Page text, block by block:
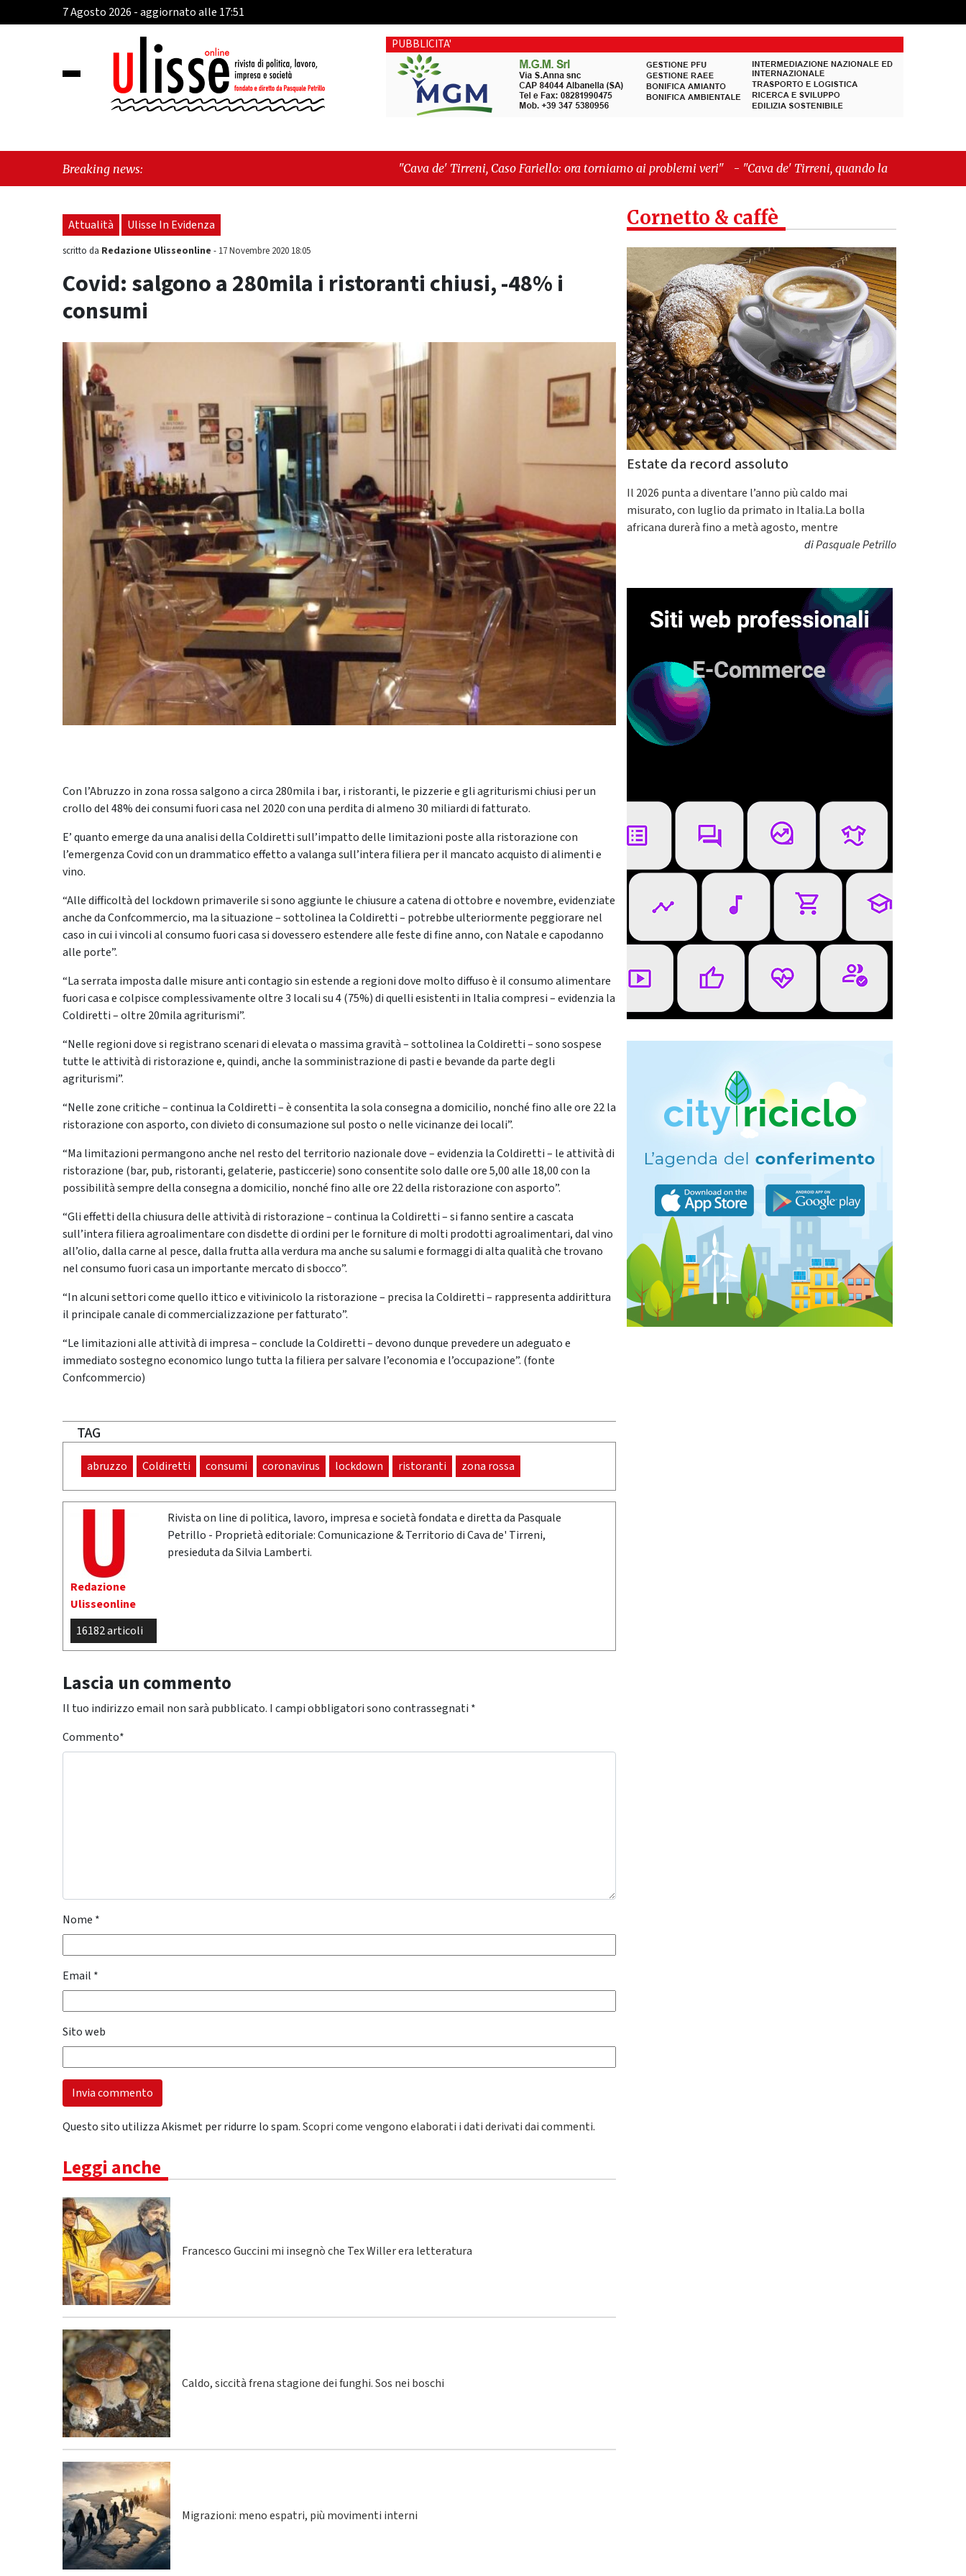
7 Agosto 2026 - aggiornato alle 17:51
PUBBLICITA'
Breaking news: "Cava de' Tirreni, Caso Fariello: ora torniamo ai problemi veri" -"Cava de' Tirreni, quando la burocrazia dimentica
perché esiste"
Attualità Ulisse In Evidenza
scritto da Redazione Ulisseonline - 17 Novembre 2020 18:05
Covid: salgono a 280mila i ristoranti chiusi, -48% i
consumi
Con l’Abruzzo in zona rossa salgono a circa 280mila i bar, i ristoranti, le pizzerie e gli agriturismi chiusi per un
crollo del 48% dei consumi fuori casa nel 2020 con una perdita di almeno 30 miliardi di fatturato.
E’ quanto emerge da una analisi della Coldiretti sull’impatto delle limitazioni poste alla ristorazione con
l’emergenza Covid con un drammatico effetto a valanga sull’intera filiera per il mancato acquisto di alimenti e
vino.
“Alle difficoltà del lockdown primaverile si sono aggiunte le chiusure a catena di ottobre e novembre, evidenziate
anche da Confcommercio, ma la situazione – sottolinea la Coldiretti – potrebbe ulteriormente peggiorare nel
caso in cui i vincoli al consumo fuori casa si dovessero estendere alle feste di fine anno, con Natale e capodanno
alle porte”.
“La serrata imposta dalle misure anti contagio sin estende a regioni dove molto diffuso è il consumo alimentare
fuori casa e colpisce complessivamente oltre 3 locali su 4 (75%) di quelli esistenti in Italia compresi – evidenzia la
Coldiretti – oltre 20mila agriturismi”.
“Nelle regioni dove si registrano scenari di elevata o massima gravità – sottolinea la Coldiretti – sono sospese
tutte le attività di ristorazione e, quindi, anche la somministrazione di pasti e bevande da parte degli
agriturismi”.
“Nelle zone critiche – continua la Coldiretti – è consentita la sola consegna a domicilio, nonché fino alle ore 22 la
ristorazione con asporto, con divieto di consumazione sul posto o nelle vicinanze dei locali”.
“Ma limitazioni permangono anche nel resto del territorio nazionale dove – evidenzia la Coldiretti – le attività di
ristorazione (bar, pub, ristoranti, gelaterie, pasticcerie) sono consentite solo dalle ore 5,00 alle 18,00 con la
possibilità sempre della consegna a domicilio, nonché fino alle ore 22 della ristorazione con asporto”.
“Gli effetti della chiusura delle attività di ristorazione – continua la Coldiretti – si fanno sentire a cascata
sull’intera filiera agroalimentare con disdette di ordini per le forniture di molti prodotti agroalimentari, dal vino
all’olio, dalla carne al pesce, dalla frutta alla verdura ma anche su salumi e formaggi di alta qualità che trovano
nel consumo fuori casa un importante mercato di sbocco”.
“In alcuni settori come quello ittico e vitivinicolo la ristorazione – precisa la Coldiretti – rappresenta addirittura
il principale canale di commercializzazione per fatturato”.
“Le limitazioni alle attività di impresa – conclude la Coldiretti – devono dunque prevedere un adeguato e
immediato sostegno economico lungo tutta la filiera per salvare l’economia e l’occupazione”. (fonte
Confcommercio)
TAG
abruzzo Coldiretti consumi coronavirus lockdown ristoranti zona rossa
Redazione
Ulisseonline
16182 articoli
Rivista on line di politica, lavoro, impresa e società fondata e diretta da Pasquale
Petrillo - Proprietà editoriale: Comunicazione & Territorio di Cava de' Tirreni,
presieduta da Silvia Lamberti.
Lascia un commento
Il tuo indirizzo email non sarà pubblicato. I campi obbligatori sono contrassegnati *
Commento*
Nome *
Email *
Sito web
Questo sito utilizza Akismet per ridurre lo spam.Scopri come vengono elaborati i dati derivati dai commenti.
Leggi anche
Francesco Guccini mi insegnò che Tex Willer era letteratura
Caldo, siccità frena stagione dei funghi. Sos nei boschi
Migrazioni: meno espatri, più movimenti interni
Cornetto & caffè
Estate da record assoluto
Il 2026 punta a diventare l’anno più caldo mai
misurato, con luglio da primato in Italia.La bolla
africana durerà fino a metà agosto, mentre
diPasquale Petrillo